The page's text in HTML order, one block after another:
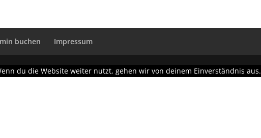
buchen Impressum
du die Website weiter nutzt, gehen wir von deinem Einverständnis aus.